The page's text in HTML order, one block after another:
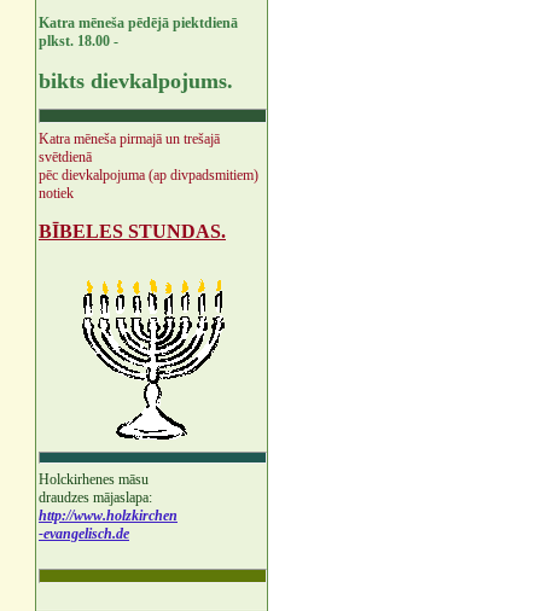
Katra mēneša pēdējā piektdienā
plkst. 18.00 -
bikts dievkalpojums.
Katra mēneša pirmajā un trešajā
svētdienā
pēc dievkalpojuma (ap divpadsmitiem)
notiek
BĪBELES STUNDAS.
Holckirhenes māsu
draudzes mājaslapa:
http://www.holzkirchen
-evangelisch.de